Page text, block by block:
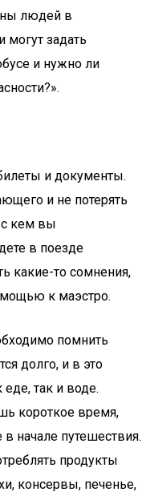
людей в
задать
и нужно ли
и документы.
и не потерять
с кем вы
в поезде
какие-то сомнения,
к маэстро.
помнить
долго, и в это
так и воде.
короткое время,
начале путешествия.
продукты
консервы, печенье,